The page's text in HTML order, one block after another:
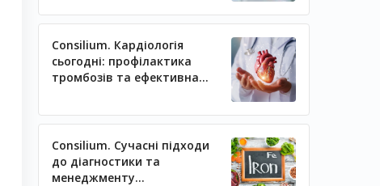
Consilium. Кардіологія
сьогодні: профілактика
тромбозів та ефективна
Consilium. Сучасні підходи
до діагностики та
менеджменту